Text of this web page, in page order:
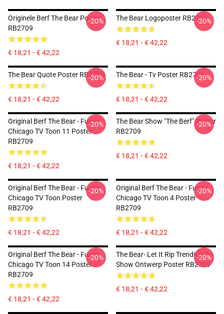
Originele Berf The Bear Poster
RB2709
€ 18,21 - € 42,22
-20% The Bear Logoposter RB2709
€ 18,21 - € 42,22
-20%
The Bear Quote Poster RB2709
€ 18,21 - € 42,22
-20% The Bear - Tv Poster RB2709
€ 18,21 - € 42,22
-20%
Original Berf The Bear - Funny
Chicago TV Toon 11 Poster
RB2709
€ 18,21 - € 42,22
-20%
The Bear Show "The Berf" Poster
RB2709
€ 18,21 - € 42,22
-20%
Original Berf The Bear - Funny
Chicago TV Toon Poster
RB2709
€ 18,21 - € 42,22
-20%
Original Berf The Bear - Funny
Chicago TV Toon 4 Poster
RB2709
€ 18,21 - € 42,22
-20%
Original Berf The Bear - Funny
Chicago TV Toon 14 Poster
RB2709
€ 18,21 - € 42,22
-20%
The Bear- Let It Rip Trending Tv
Show Ontwerp Poster RB2709
€ 18,21 - € 42,22
-20%